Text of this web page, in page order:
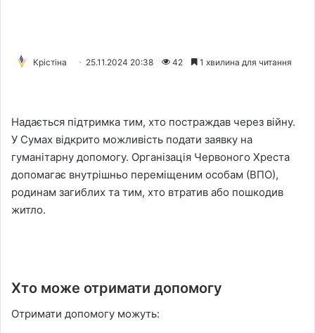
Крістіна 25.11.2024 20:38 42 1 хвилина для читання
Надається підтримка тим, хто постраждав через війну.
У Сумах відкрито можливість подати заявку на
гуманітарну допомогу. Організація Червоного Хреста
допомагає внутрішньо переміщеним особам (ВПО),
родинам загиблих та тим, хто втратив або пошкодив
житло.
Хто може отримати допомогу
Отримати допомогу можуть: